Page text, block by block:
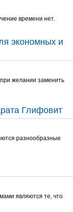
времени нет.
экономных и
желании заменить
Глифовит
разнообразные
являются те, что